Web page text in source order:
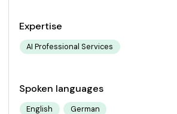
Expertise
AI Professional Services
Spoken languages
English German